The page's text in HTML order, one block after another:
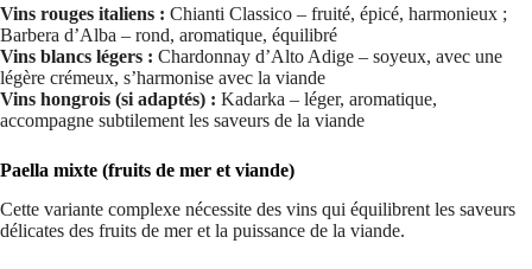
Vins rouges italiens : Chianti Classico – fruité, épicé, harmonieux ;
Barbera d’Alba – rond, aromatique, équilibré
Vins blancs légers : Chardonnay d’Alto Adige – soyeux, avec une
légère crémeux, s’harmonise avec la viande
Vins hongrois (si adaptés) : Kadarka – léger, aromatique,
accompagne subtilement les saveurs de la viande
Paella mixte (fruits de mer et viande)
Cette variante complexe nécessite des vins qui équilibrent les saveurs
délicates des fruits de mer et la puissance de la viande.